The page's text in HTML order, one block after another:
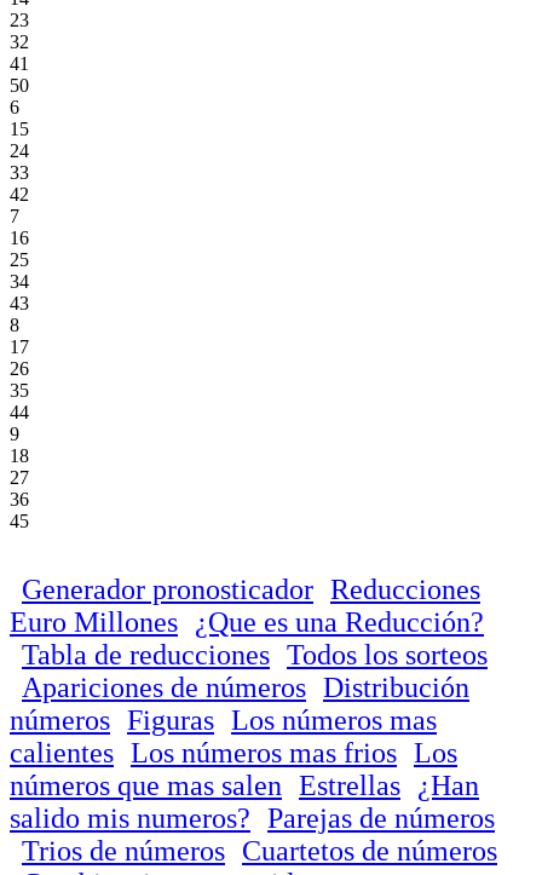
23
32
41
50
6
15
24
33
42
7
16
25
34
43
8
17
26
35
44
9
18
27
36
45
Generador pronosticador Reducciones
Euro Millones
¿Que es una Reducción?
Tabla de reducciones Todos los sorteos
Apariciones de números Distribución
números Figuras Los números mas
calientes Los números mas frios Los
números que mas salen Estrellas
¿Han
salido mis numeros? Parejas de números
Trios de números Cuartetos de números